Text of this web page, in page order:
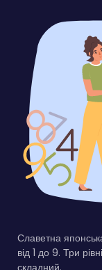
Славетна
від 1 до 9. Три